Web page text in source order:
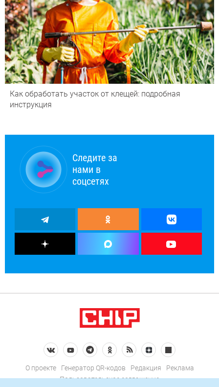
Как обработать участок от клещей: подробная
инструкция
Следите за
нами в
соцсетях
О проекте Генератор QR-кодов Редакция
Реклама
Пользовательское соглашение